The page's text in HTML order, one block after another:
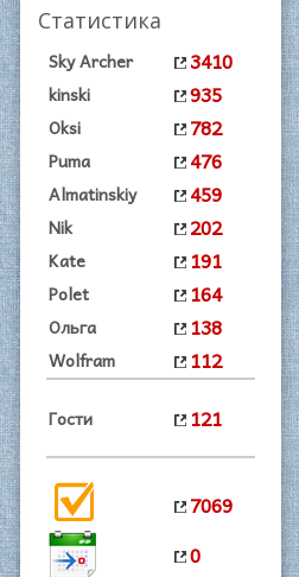
Статистика
Sky Archer 3410
kinski 935
Oksi 782
Puma 476
Almatinskiy 459
Nik 202
Kate 191
Polet 164
Ольга 138
Wolfram 112
Гости 121
7069
0